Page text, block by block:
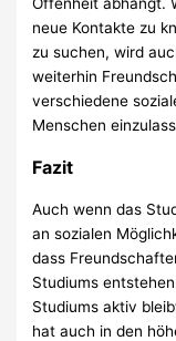
neue Kontakte zu
zu suchen, wird
weiterhin
verschiedene
Menschen
Fazit
Auch wenn das
an sozialen
dass
Studiums
Studiums aktiv
hat auch in den